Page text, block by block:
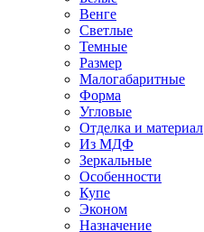
Венге
Светлые
Темные
Размер
Малогабаритные
Форма
Угловые
Отделка и материал
Из МДФ
Зеркальные
Особенности
Купе
Эконом
Назначение